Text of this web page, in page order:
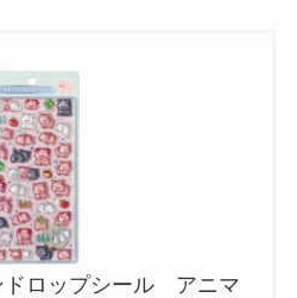
ドロップシール アニマ